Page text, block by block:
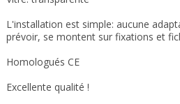
L'installation est simple: aucune
prévoir, se montent sur fixations et
Homologués CE
Excellente qualité !